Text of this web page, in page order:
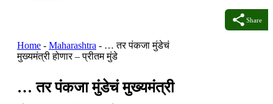
Share
Home - Maharashtra - … तर पंकजा मुंडेचं
मुख्यमंत्री होणार – प्रीतम मुंडे
… तर पंकजा मुंडेचं मुख्यमंत्री